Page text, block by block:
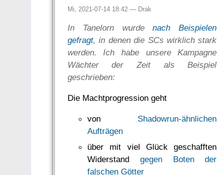
Mi, 2021-07-14 18:42 — Drak
In Tanelorn wurdenach Beispielen
gefragt, in denen die SCs wirklich stark
werden. Ich habe unsere Kampagne
Wächter der Zeit als Beispiel
geschrieben:
Die Machtprogression geht
von Shadowrun-ähnlichen
Aufträgen
über mit viel Glück geschafften
Widerstand gegen Boten der
falschen Götter